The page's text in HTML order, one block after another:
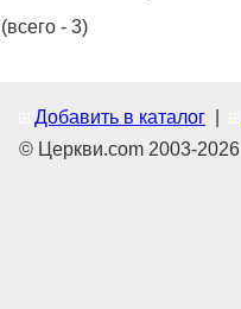
(всего - 3)
Добавить в каталог
© Церкви.com 2003-2026